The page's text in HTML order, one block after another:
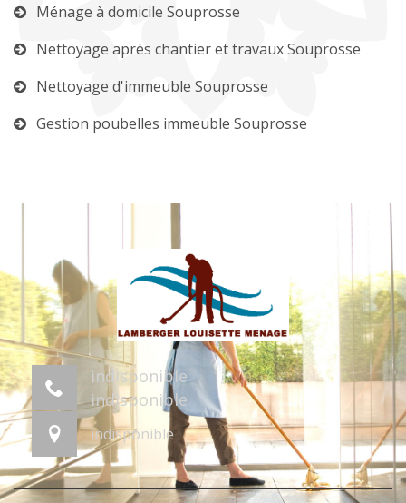
Ménage à domicile Souprosse
Nettoyage après chantier et travaux Souprosse
Nettoyage d'immeuble Souprosse
Gestion poubelles immeuble Souprosse
indisponible
indisponible
indisponible